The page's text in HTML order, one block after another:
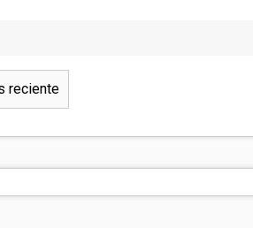
reciente